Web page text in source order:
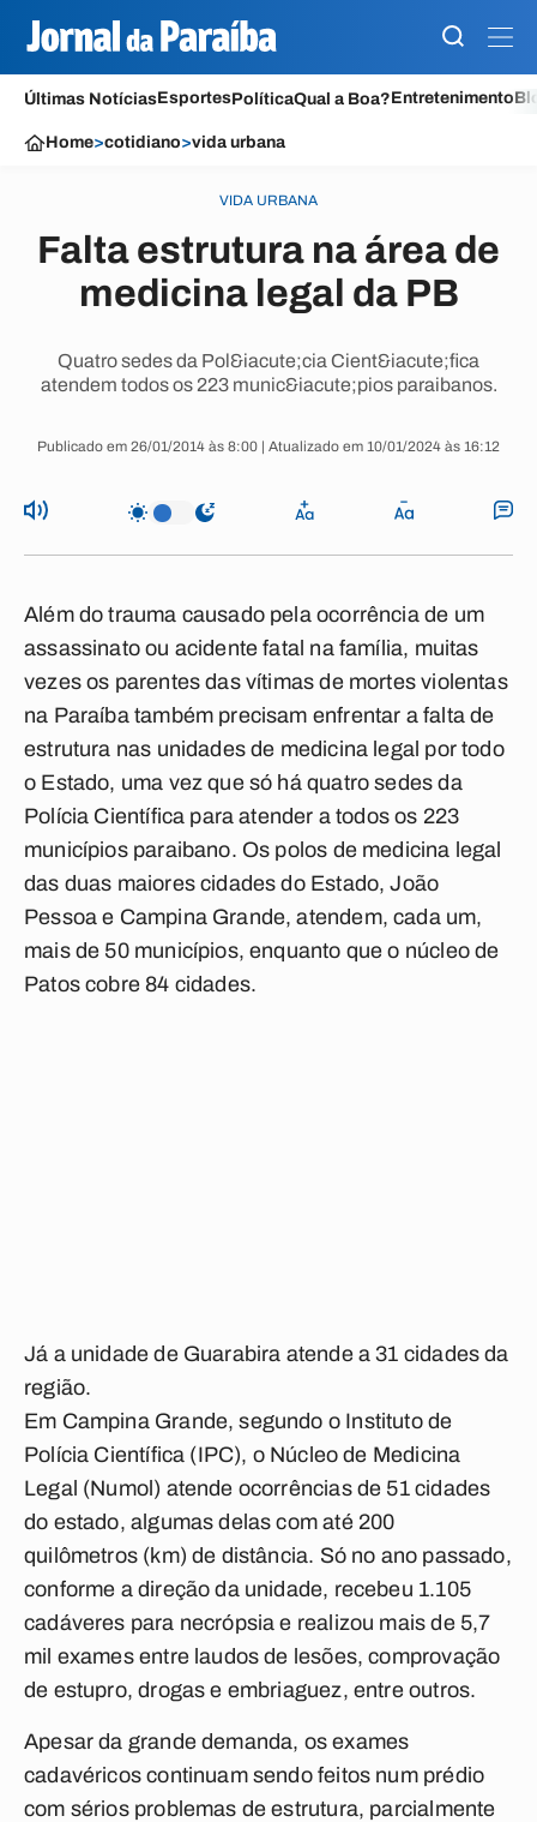
Últimas NotíciasEsportesPolíticaQual a Boa?Entretenimento
Home>cotidiano>vida urbana
VIDA URBANA
Falta estrutura na área de
medicina legal da PB
Quatro sedes da Pol&iacute;cia Cient&iacute;fica
atendem todos os 223 munic&iacute;pios paraibanos.
Publicado em 26/01/2014 às 8:00 | Atualizado em 10/01/2024 às 16:12
Além do trauma causado pela ocorrência de um
assassinato ou acidente fatal na família, muitas
vezes os parentes das vítimas de mortes violentas
na Paraíba também precisam enfrentar a falta de
estrutura nas unidades de medicina legal por todo
o Estado, uma vez que só há quatro sedes da
Polícia Científica para atender a todos os 223
municípios paraibano. Os polos de medicina legal
das duas maiores cidades do Estado, João
Pessoa e Campina Grande, atendem, cada um,
mais de 50 municípios, enquanto que o núcleo de
Patos cobre 84 cidades.
Já a unidade de Guarabira atende a 31 cidades da
região.
Em Campina Grande, segundo o Instituto de
Polícia Científica (IPC), o Núcleo de Medicina
Legal (Numol) atende ocorrências de 51 cidades
do estado, algumas delas com até 200
quilômetros (km) de distância. Só no ano passado,
conforme a direção da unidade, recebeu 1.105
cadáveres para necrópsia e realizou mais de 5,7
mil exames entre laudos de lesões, comprovação
de estupro, drogas e embriaguez, entre outros.
Apesar da grande demanda, os exames
cadavéricos continuam sendo feitos num prédio
com sérios problemas de estrutura, parcialmente